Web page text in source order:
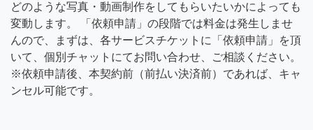
どのような写真・動画制作をしてもらいたいかによっても
変動します。 「依頼申請」の段階では料金は発生しませ
んので、まずは、各サービスチケットに「依頼申請」を頂
いて、個別チャットにてお問い合わせ、ご相談ください。
※依頼申請後、本契約前（前払い決済前）であれば、キャ
ンセル可能です。